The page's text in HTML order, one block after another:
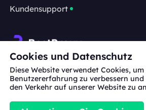
Kundensupport
Zusammenarbeit:
Cookies und Datenschutz
Diese Website verwendet Cookies, um
Benutzererfahrung zu verbessern
den Verkehr auf unserer Website zu